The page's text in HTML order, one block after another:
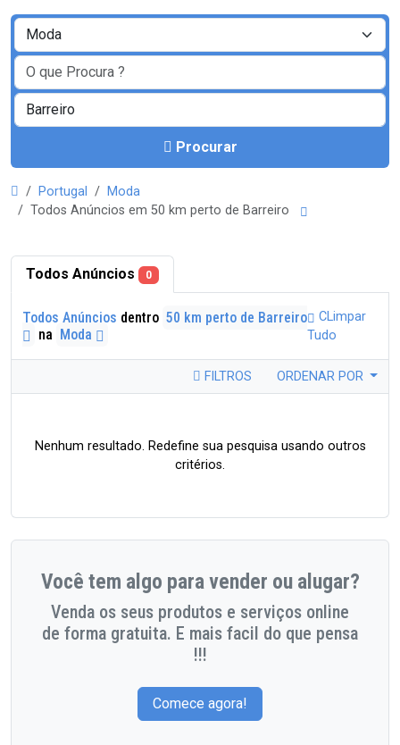
Procurar
Portugal
Moda
Todos Anúncios em 50 km perto de Barreiro
Todos Anúncios 0
Todos Anúncios dentro 50 km perto de Barreiro
na Moda
CLimpar
Tudo
FILTROS ORDENAR POR
Nenhum resultado. Redefine sua pesquisa usando outros
critérios.
Você tem algo para vender ou alugar?
Venda os seus produtos e serviços online
de forma gratuita. E mais facil do que pensa
!!!
Comece agora!